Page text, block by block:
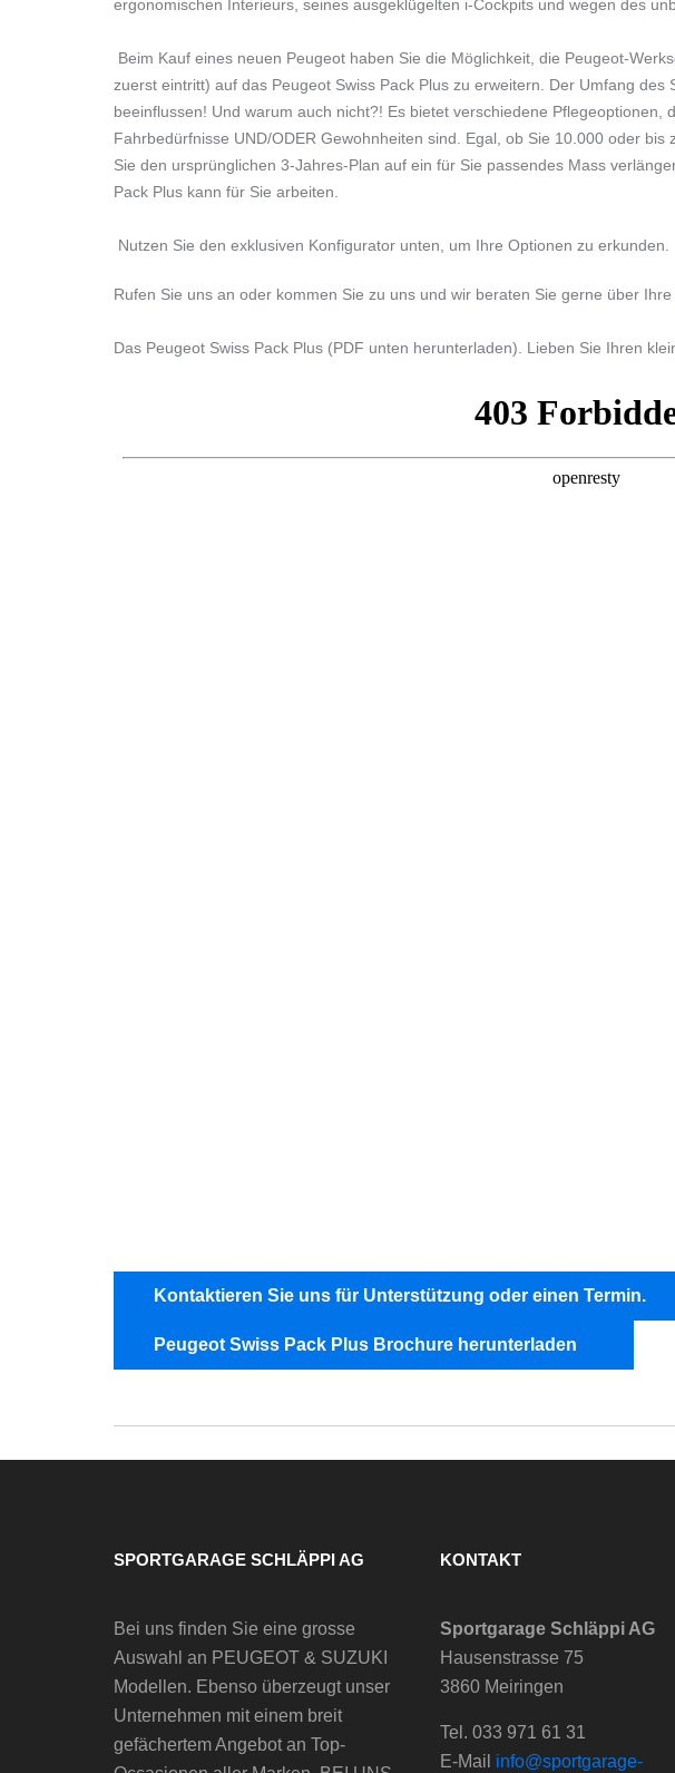
ergonomischen Interieurs, seines ausgeklügelten i-Cockpits und wegen des
Beim Kauf eines neuen Peugeot haben Sie die Möglichkeit, die Peugeot-
zuerst eintritt) auf das Peugeot Swiss Pack Plus zu erweitern. Der Umfang des
beeinflussen! Und warum auch nicht?! Es bietet verschiedene Pflegeoptionen,
Fahrbedürfnisse UND/ODER Gewohnheiten sind. Egal, ob Sie 10.000 oder
Sie den ursprünglichen 3-Jahres-Plan auf ein für Sie passendes Mass
Pack Plus kann für Sie arbeiten.
Nutzen Sie den exklusiven Konfigurator unten, um Ihre Optionen zu erkunden.
Rufen Sie uns an oder kommen Sie zu uns und wir beraten Sie gerne über Ihre
Das Peugeot Swiss Pack Plus (PDF unten herunterladen). Lieben Sie Ihren
Kontaktieren Sie uns für Unterstützung oder einen Termin.
Peugeot Swiss Pack Plus Brochure herunterladen
SPORTGARAGE SCHLÄPPI AG
Bei uns finden Sie eine grosse
Auswahl an PEUGEOT & SUZUKI
Modellen. Ebenso überzeugt unser
Unternehmen mit einem breit
gefächertem Angebot an Top-
KONTAKT
Sportgarage Schläppi AG
Hausenstrasse 75
3860 Meiringen
Tel. 033 971 61 31
E-Mail info@sportgarage-